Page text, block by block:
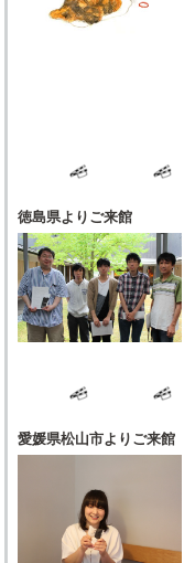
徳島県よりご来館
愛媛県松山市よりご来館